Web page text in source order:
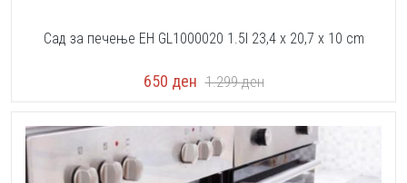
Сад за печење EH GL1000020 1.5l 23,4 x 20,7 x 10 cm
650 ден 1.299ден